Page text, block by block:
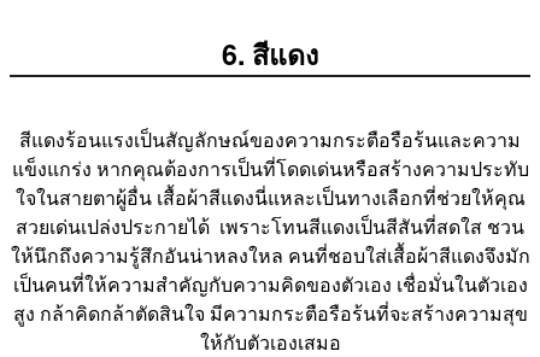
6. สีแดง
สีแดงร้อนแรงเป็นสัญลักษณ์ของความกระตือรือร้นและความ
แข็งแกร่ง หากคุณต้องการเป็นที่โดดเด่นหรือสร้างความประทับ
ใจในสายตาผู้อื่น เสื้อผ้าสีแดงนี่แหละเป็นทางเลือกที่ช่วยให้คุณ
สวยเด่นเปล่งประกายได้ เพราะโทนสีแดงเป็นสีสันที่สดใส ชวน
ให้นึกถึงความรู้สึกอันน่าหลงใหล คนที่ชอบใส่เสื้อผ้าสีแดงจึงมัก
เป็นคนที่ให้ความสำคัญกับความคิดของตัวเอง เชื่อมั่นในตัวเอง
สูง กล้าคิดกล้าตัดสินใจ มีความกระตือรือร้นที่จะสร้างความสุข
ให้กับตัวเองเสมอ